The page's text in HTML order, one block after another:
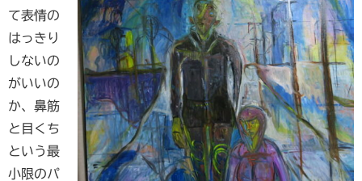
て表情の
はっきり
しないの
がいいの
か、鼻筋
と目くち
という最
小限のパ